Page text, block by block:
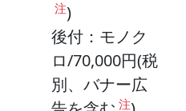
注)
後付：モノク
ロ/70,000円(税
別、バナー広
注